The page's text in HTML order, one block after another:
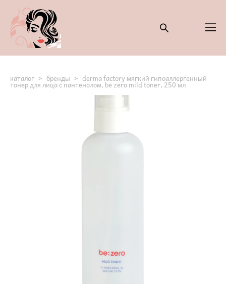
каталог > бренды > derma factory мягкий гипоаллергенный
тонер для лица с пантенолом, be zero mild toner, 250 мл